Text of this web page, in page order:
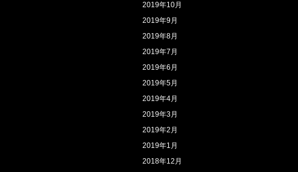
2019年10月
2019年9月
2019年8月
2019年7月
2019年6月
2019年5月
2019年4月
2019年3月
2019年2月
2019年1月
2018年12月